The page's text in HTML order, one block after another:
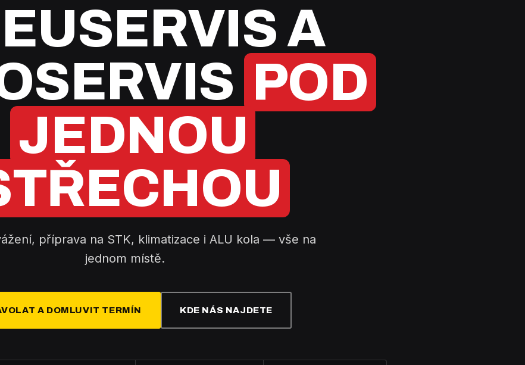
A
POD
JEDNOU
příprava na STK, klimatizace i ALU kola — vše na
jednom místě.
A DOMLUVIT TERMÍN KDE NÁS NAJDETE